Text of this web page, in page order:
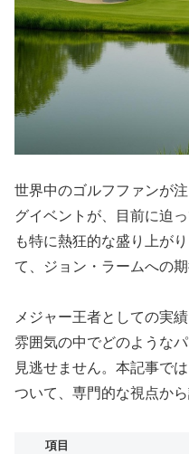
世界中のゴルフファンが
グイベントが、目前に迫
も特に熱狂的な盛り上が
て、ジョン・ラームへの
メジャー王者としての実
雰囲気の中でどのような
見逃せません。本記事で
ついて、専門的な視点か
項目